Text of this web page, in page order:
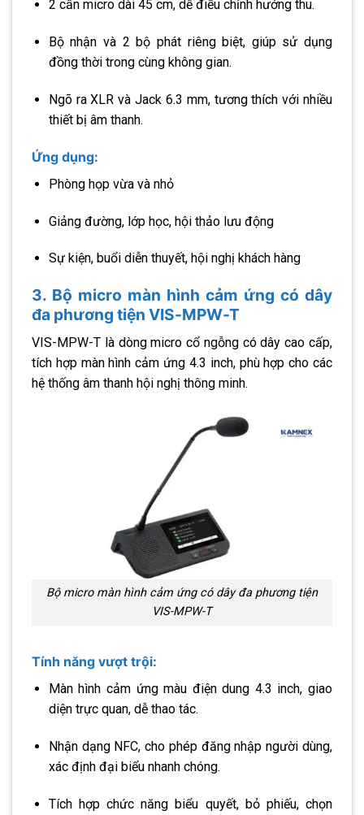
2 cần micro dài 45 cm, dễ điều chỉnh hướng thu.
Bộ nhận và 2 bộ phát riêng biệt, giúp sử dụng
đồng thời trong cùng không gian.
Ngõ ra XLR và Jack 6.3 mm, tương thích với nhiều
thiết bị âm thanh.
Ứng dụng:
Phòng họp vừa và nhỏ
Giảng đường, lớp học, hội thảo lưu động
Sự kiện, buổi diễn thuyết, hội nghị khách hàng
3. Bộ micro màn hình cảm ứng có dây
đa phương tiện VIS-MPW-T
VIS-MPW-T là dòng micro cổ ngỗng có dây cao cấp,
tích hợp màn hình cảm ứng 4.3 inch, phù hợp cho các
hệ thống âm thanh hội nghị thông minh.
Bộ micro màn hình cảm ứng có dây đa phương tiện
VIS-MPW-T
Tính năng vượt trội:
Màn hình cảm ứng màu điện dung 4.3 inch, giao
diện trực quan, dễ thao tác.
Nhận dạng NFC, cho phép đăng nhập người dùng,
xác định đại biểu nhanh chóng.
Tích hợp chức năng biểu quyết, bỏ phiếu, chọn